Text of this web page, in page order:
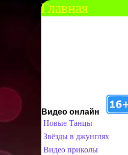
Главная
Видео онлайн
Новые Танцы
Звёзды в джунглях
Видео приколы